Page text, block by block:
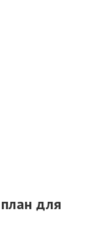
для